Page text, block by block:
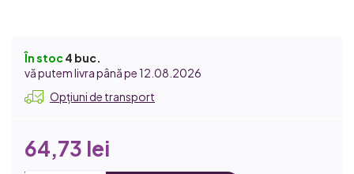
În stoc4 buc.
12.08.2026
Opțiuni de transport
64,73 lei